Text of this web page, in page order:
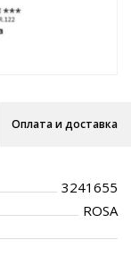
Оплата и доставка
3241655
ROSA